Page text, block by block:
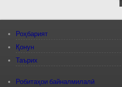
Роҳбарият
Қонун
Таърих
Робитаҳои байналмилалӣ